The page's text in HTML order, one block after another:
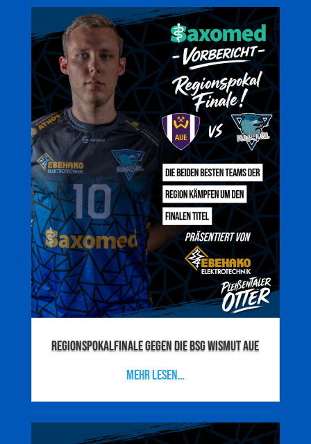
Regionspokalfinale gegen die BSG Wismut Aue
mehr lesen…